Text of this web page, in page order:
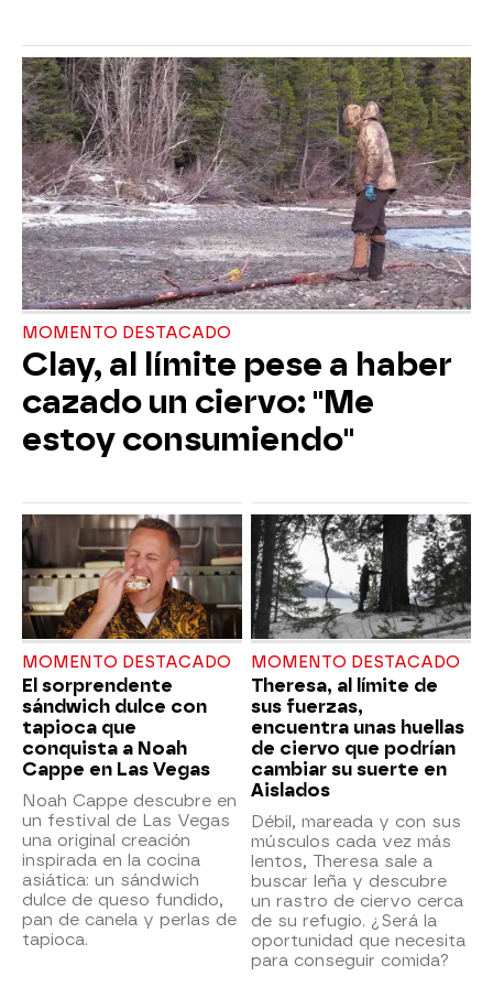
MOMENTO DESTACADO
Clay, al límite pese a haber
cazado un ciervo: "Me
estoy consumiendo"
MOMENTO DESTACADO
El sorprendente
sándwich dulce con
tapioca que
conquista a Noah
Cappe en Las Vegas
Noah Cappe descubre en
un festival de Las Vegas
una original creación
inspirada en la cocina
asiática: un sándwich
dulce de queso fundido,
pan de canela y perlas de
tapioca.
MOMENTO DESTACADO
Theresa, al límite de
sus fuerzas,
encuentra unas huellas
de ciervo que podrían
cambiar su suerte en
Aislados
Débil, mareada y con sus
músculos cada vez más
lentos, Theresa sale a
buscar leña y descubre
un rastro de ciervo cerca
de su refugio. ¿Será la
oportunidad que necesita
para conseguir comida?